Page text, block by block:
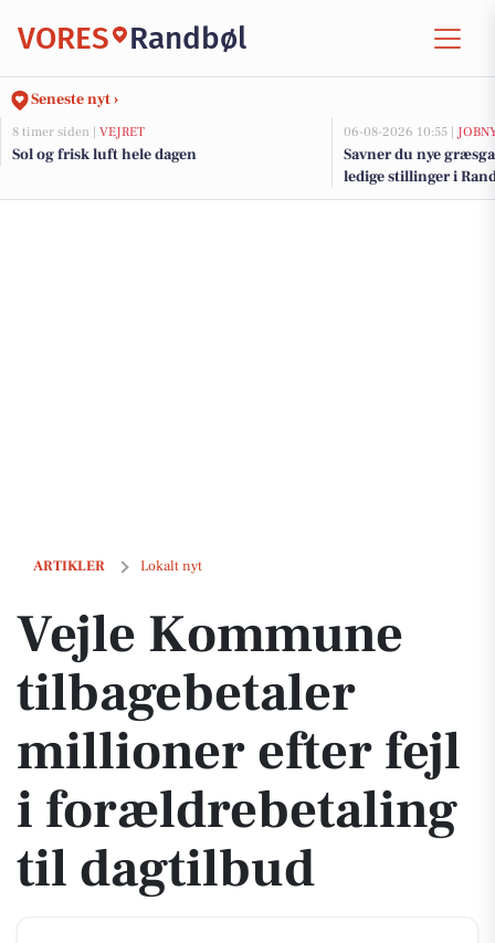
VORES Randbøl
Seneste nyt ›
8 timer siden | VEJRET
Sol og frisk luft hele dagen
06-08-2026 10:55 |
Savner du nye
ledige stillinger i
ARTIKLER Lokalt nyt
Vejle Kommune tilbagebetaler millioner efter fejl i forældrebetaling
Vejle Kommune
tilbagebetaler
millioner efter fejl
i forældrebetaling
til dagtilbud